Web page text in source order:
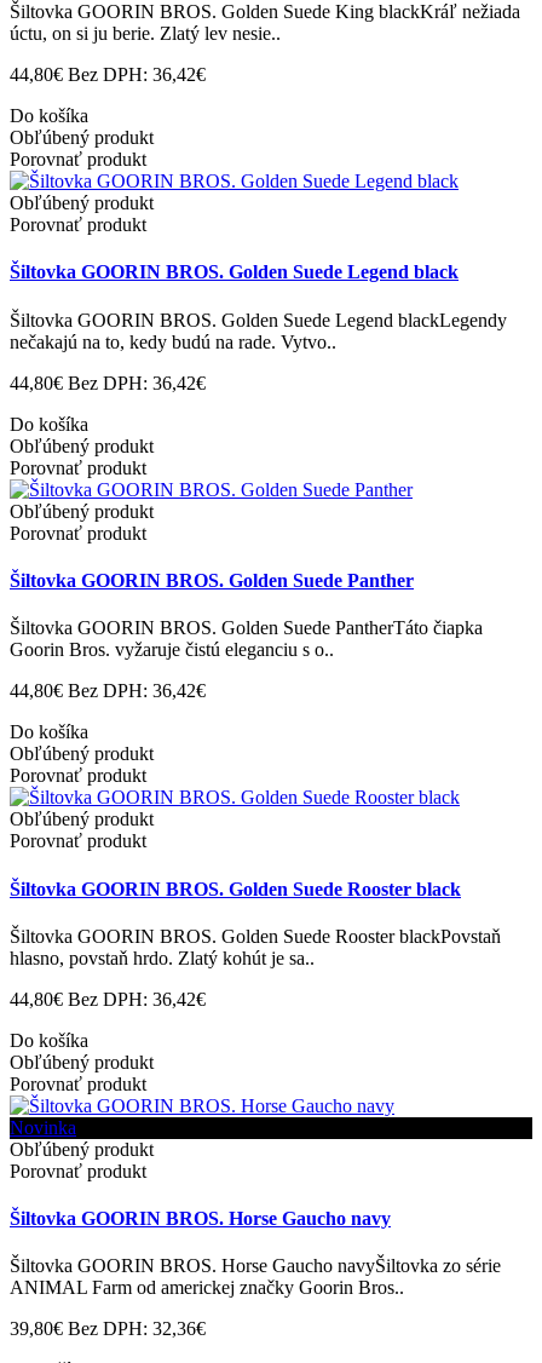
Šiltovka GOORIN BROS. Golden Suede King blackKráľ nežiada
úctu, on si ju berie. Zlatý lev nesie..
44,80€ Bez DPH: 36,42€
Do košíka
Obľúbený produkt
Porovnať produkt
Obľúbený produkt
Porovnať produkt
Šiltovka GOORIN BROS. Golden Suede Legend black
Šiltovka GOORIN BROS. Golden Suede Legend blackLegendy
nečakajú na to, kedy budú na rade. Vytvo..
44,80€ Bez DPH: 36,42€
Do košíka
Obľúbený produkt
Porovnať produkt
Obľúbený produkt
Porovnať produkt
Šiltovka GOORIN BROS. Golden Suede Panther
Šiltovka GOORIN BROS. Golden Suede PantherTáto čiapka
Goorin Bros. vyžaruje čistú eleganciu s o..
44,80€ Bez DPH: 36,42€
Do košíka
Obľúbený produkt
Porovnať produkt
Obľúbený produkt
Porovnať produkt
Šiltovka GOORIN BROS. Golden Suede Rooster black
Šiltovka GOORIN BROS. Golden Suede Rooster blackPovstaň
hlasno, povstaň hrdo. Zlatý kohút je sa..
44,80€ Bez DPH: 36,42€
Do košíka
Obľúbený produkt
Porovnať produkt
Novinka
Obľúbený produkt
Porovnať produkt
Šiltovka GOORIN BROS. Horse Gaucho navy
Šiltovka GOORIN BROS. Horse Gaucho navyŠiltovka zo série
ANIMAL Farm od americkej značky Goorin Bros..
39,80€ Bez DPH: 32,36€